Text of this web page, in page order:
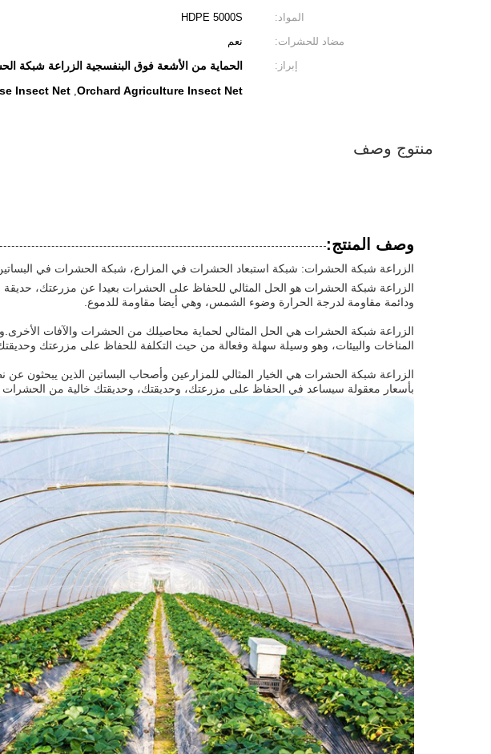
المواد:
HDPE 5000S
مضاد للحشرات:
نعم
إبراز:
الحماية من الأشعة فوق البنفسجية الزراعة شبكة
Orchard Agriculture Insect Net
,
Insect Net
منتوج وصف
وصف المنتج:
الزراعة شبكة الحشرات: شبكة استبعاد الحشرات في المزارع، شبكة الحشرات في
ودائمة مقاومة لدرجة الحرارة وضوء الشمس، وهي أيضا مقاومة للدموع.
الزراعة شبكة الحشرات هي الحل المثالي لحماية محاصيلك من الحشرات والآفات
المناخات والبيئات، وهو وسيلة سهلة وفعالة من حيث التكلفة للحفاظ على مزرعتك
الزراعة شبكة الحشرات هي الخيار المثالي للمزارعين وأصحاب البساتين الذين يبحثون
بأسعار معقولة سيساعد في الحفاظ على مزرعتك، وحديقتك، وحديقتك خالية من الحشرات